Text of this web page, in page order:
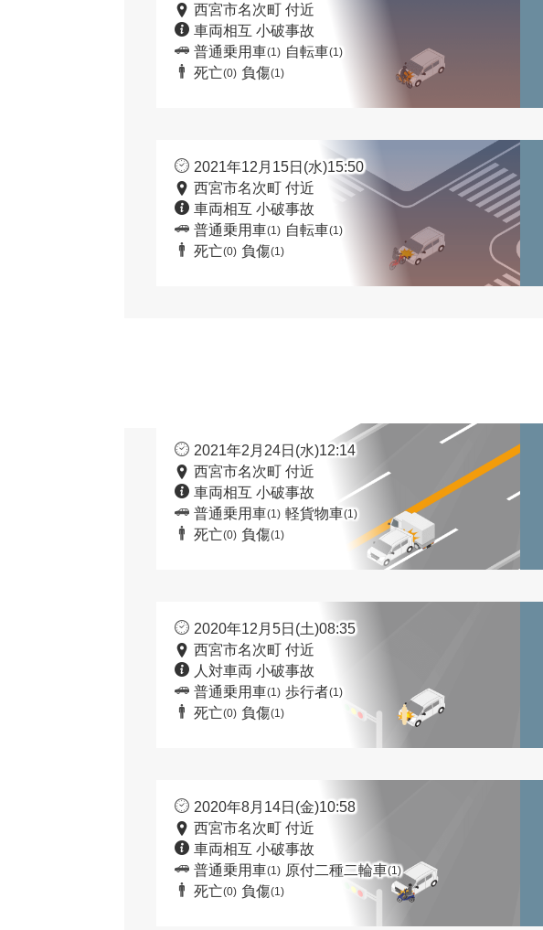
西宮市名次町 付近
車両相互 小破事故
普通乗用車(1) 自転車(1)
死亡(0) 負傷(1)
2021年12月15日(水)15:50
西宮市名次町 付近
車両相互 小破事故
普通乗用車(1) 自転車(1)
死亡(0) 負傷(1)
2021年2月24日(水)12:14
西宮市名次町 付近
車両相互 小破事故
普通乗用車(1) 軽貨物車(1)
死亡(0) 負傷(1)
2020年12月5日(土)08:35
西宮市名次町 付近
人対車両 小破事故
普通乗用車(1) 歩行者(1)
死亡(0) 負傷(1)
2020年8月14日(金)10:58
西宮市名次町 付近
車両相互 小破事故
普通乗用車(1) 原付二種二輪車(1)
死亡(0) 負傷(1)